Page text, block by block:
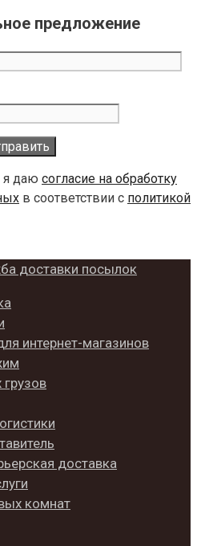
предложение
я даю согласие на обработку
в соответствии с политикой
интернет-магазинов
доставка
комнат